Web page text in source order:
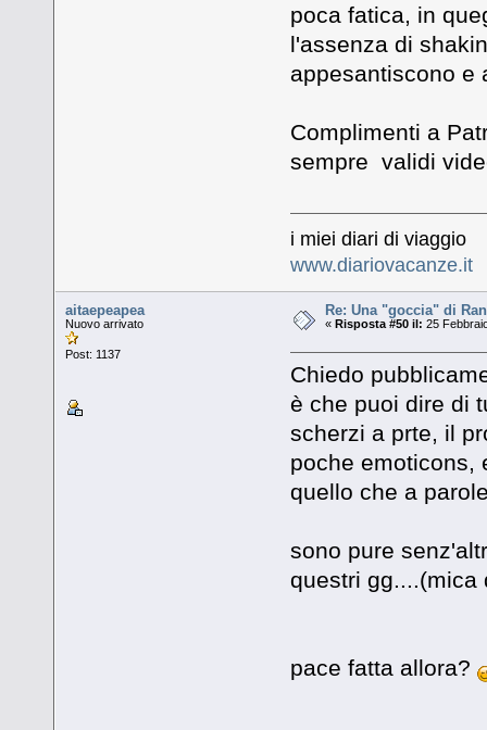
poca fatica, in
l'assenza di
appesantiscono e
Complimenti a
sempre validi
i miei diari di viaggio
www.diariovacanze.it
aitaepeapea
Nuovo arrivato
Post: 1137
Re: Una "goccia" di
«Risposta #50 il: 25
Chiedo
è che puoi dire di
scherzi a prte, il
poche emoticons,
quello che a
sono pure
questri gg....(mica
pace fatta allora?